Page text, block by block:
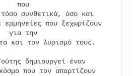
που
τόσο συνθετικά, όσο και
ερμηνείες που ξεχωρίζουν
για την
και τον λυρισμό τους.
δημιουργεί έναν
που τον απαρτίζουν